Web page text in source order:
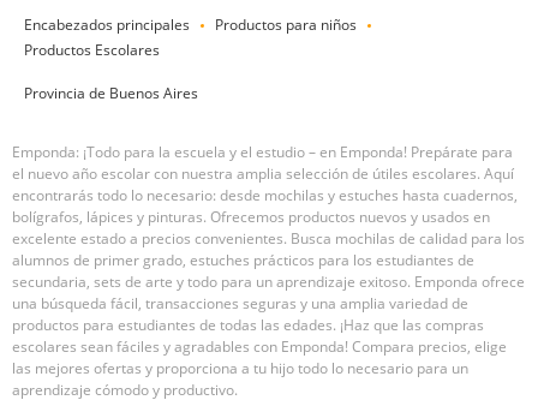
Encabezados principales
Productos para niños
Productos Escolares
Provincia de Buenos Aires
Emponda: ¡Todo para la escuela y el estudio – en Emponda! Prepárate para
el nuevo año escolar con nuestra amplia selección de útiles escolares. Aquí
encontrarás todo lo necesario: desde mochilas y estuches hasta cuadernos,
bolígrafos, lápices y pinturas. Ofrecemos productos nuevos y usados en
excelente estado a precios convenientes. Busca mochilas de calidad para los
alumnos de primer grado, estuches prácticos para los estudiantes de
secundaria, sets de arte y todo para un aprendizaje exitoso. Emponda ofrece
una búsqueda fácil, transacciones seguras y una amplia variedad de
productos para estudiantes de todas las edades. ¡Haz que las compras
escolares sean fáciles y agradables con Emponda! Compara precios, elige
las mejores ofertas y proporciona a tu hijo todo lo necesario para un
aprendizaje cómodo y productivo.